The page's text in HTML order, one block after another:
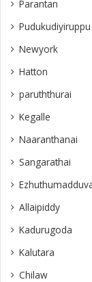
Parantan
Pudukudiyiruppu
Newyork
Hatton
paruththurai
Kegalle
Naaranthanai
Sangarathai
Allaipiddy
Kadurugoda
Kalutara
Chilaw